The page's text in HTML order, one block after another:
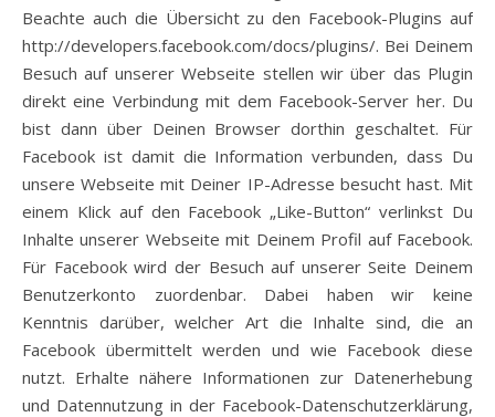
Beachte auch die Übersicht zu den Facebook-Plugins auf
http://developers.facebook.com/docs/plugins/. Bei Deinem
Besuch auf unserer Webseite stellen wir über das Plugin
direkt eine Verbindung mit dem Facebook-Server her. Du
bist dann über Deinen Browser dorthin geschaltet. Für
Facebook ist damit die Information verbunden, dass Du
unsere Webseite mit Deiner IP-Adresse besucht hast. Mit
einem Klick auf den Facebook „Like-Button“ verlinkst Du
Inhalte unserer Webseite mit Deinem Profil auf Facebook.
Für Facebook wird der Besuch auf unserer Seite Deinem
Benutzerkonto zuordenbar. Dabei haben wir keine
Kenntnis darüber, welcher Art die Inhalte sind, die an
Facebook übermittelt werden und wie Facebook diese
nutzt. Erhalte nähere Informationen zur Datenerhebung
und Datennutzung in der Facebook-Datenschutzerklärung,